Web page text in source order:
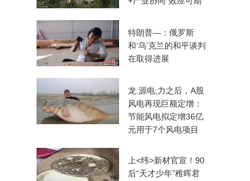
特朗普—：俄罗斯
和‘乌’克兰的和平谈判
在取得进展
龙.源电;力之后，A股
风电再现巨额定增：
节能风电拟定增36亿
元用于7个风电项目
上<纬>新材官宣！90
后“天才少年”稚晖君